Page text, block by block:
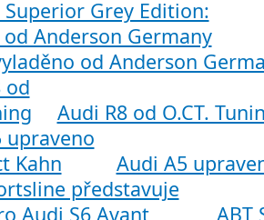
od Anderson
Audi R8 od O.CT.
Audi A5
ABT